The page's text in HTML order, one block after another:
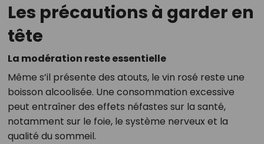
Les précautions à garder en
tête
La modération reste essentielle
Même s’il présente des atouts, le vin rosé reste une
boisson alcoolisée. Une consommation excessive
peut entraîner des effets néfastes sur la santé,
notamment sur le foie, le système nerveux et la
qualité du sommeil.